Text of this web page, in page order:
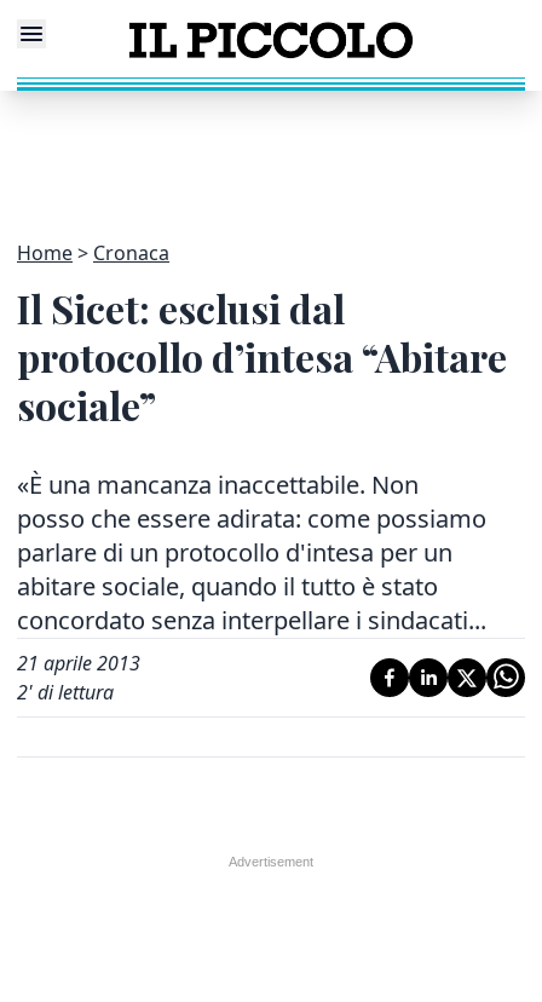
Home Cronaca
Il Sicet: esclusi dal
protocollo d’intesa “Abitare
sociale”
«È una mancanza inaccettabile. Non
posso che essere adirata: come possiamo
parlare di un protocollo d'intesa per un
abitare sociale, quando il tutto è stato
concordato senza interpellare i sindacati...
21 aprile 2013
2' di lettura